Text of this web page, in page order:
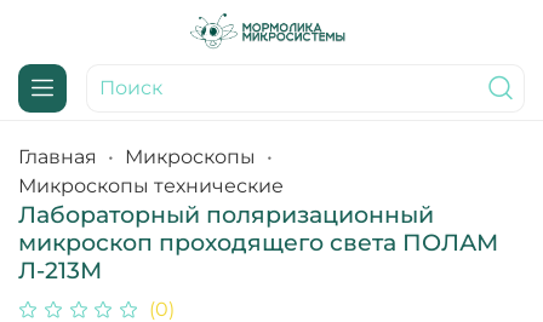
Главная
Микроскопы
Микроскопы технические
Лабораторный поляризационный
микроскоп проходящего света ПОЛАМ
Л-213М
(0)